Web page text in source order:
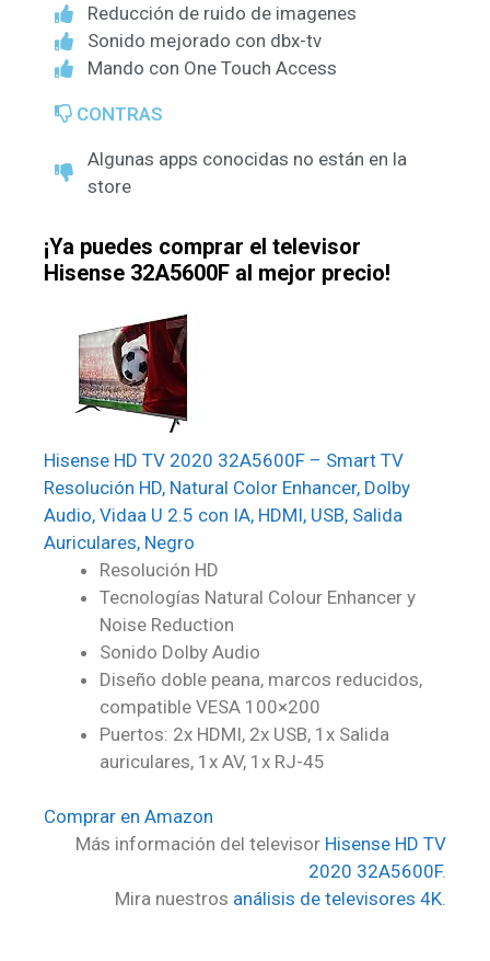
Reducción de ruido de imagenes
Sonido mejorado con dbx-tv
Mando con One Touch Access
CONTRAS
Algunas apps conocidas no están en la
store
¡Ya puedes comprar el televisor
Hisense 32A5600F al mejor precio!
Hisense HD TV 2020 32A5600F – Smart TV
Resolución HD, Natural Color Enhancer, Dolby
Audio, Vidaa U 2.5 con IA, HDMI, USB, Salida
Auriculares, Negro
Resolución HD
Tecnologías Natural Colour Enhancer y
Noise Reduction
Sonido Dolby Audio
Diseño doble peana, marcos reducidos,
compatible VESA 100×200
Puertos: 2x HDMI, 2x USB, 1x Salida
auriculares, 1x AV, 1x RJ-45
Comprar en Amazon
Más información del televisor Hisense HD TV
2020 32A5600F.
Mira nuestros análisis de televisores 4K.